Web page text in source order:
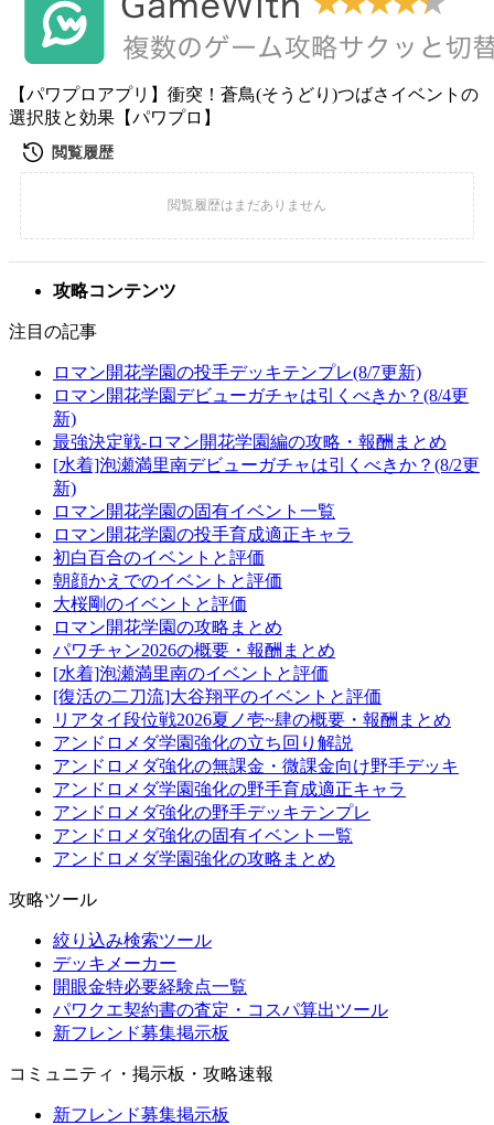
【パワプロアプリ】衝突！蒼鳥(そうどり)つばさイベントの
選択肢と効果【パワプロ】
攻略コンテンツ
注目の記事
ロマン開花学園の投手デッキテンプレ(8/7更新)
ロマン開花学園デビューガチャは引くべきか？(8/4更
新)
最強決定戦-ロマン開花学園編の攻略・報酬まとめ
[水着]泡瀬満里南デビューガチャは引くべきか？(8/2更
新)
ロマン開花学園の固有イベント一覧
ロマン開花学園の投手育成適正キャラ
初白百合のイベントと評価
朝顔かえでのイベントと評価
大桜剛のイベントと評価
ロマン開花学園の攻略まとめ
パワチャン2026の概要・報酬まとめ
[水着]泡瀬満里南のイベントと評価
[復活の二刀流]大谷翔平のイベントと評価
リアタイ段位戦2026夏ノ壱~肆の概要・報酬まとめ
アンドロメダ学園強化の立ち回り解説
アンドロメダ強化の無課金・微課金向け野手デッキ
アンドロメダ学園強化の野手育成適正キャラ
アンドロメダ強化の野手デッキテンプレ
アンドロメダ強化の固有イベント一覧
アンドロメダ学園強化の攻略まとめ
攻略ツール
絞り込み検索ツール
デッキメーカー
開眼金特必要経験点一覧
パワクエ契約書の査定・コスパ算出ツール
新フレンド募集掲示板
コミュニティ・掲示板・攻略速報
新フレンド募集掲示板